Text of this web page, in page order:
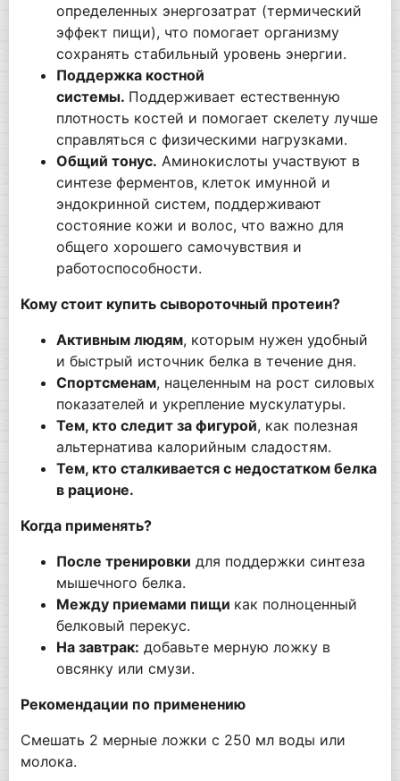
определенных энергозатрат (термический
эффект пищи), что помогает организму
сохранять стабильный уровень энергии.
Поддержка костной
системы. Поддерживает естественную
плотность костей и помогает скелету лучше
справляться с физическими нагрузками.
Общий тонус. Аминокислоты участвуют в
синтезе ферментов, клеток имунной и
эндокринной систем, поддерживают
состояние кожи и волос, что важно для
общего хорошего самочувствия и
работоспособности.
Кому стоит купить сывороточный протеин?
Активным людям, которым нужен удобный
и быстрый источник белка в течение дня.
Спортсменам, нацеленным на рост силовых
показателей и укрепление мускулатуры.
Тем, кто следит за фигурой, как полезная
альтернатива калорийным сладостям.
Тем, кто сталкивается с недостатком белка
в рационе.
Когда применять?
После тренировки для поддержки синтеза
мышечного белка.
Между приемами пищи как полноценный
белковый перекус.
На завтрак: добавьте мерную ложку в
овсянку или смузи.
Рекомендации по применению
Смешать 2 мерные ложки с 250 мл воды или
молока.